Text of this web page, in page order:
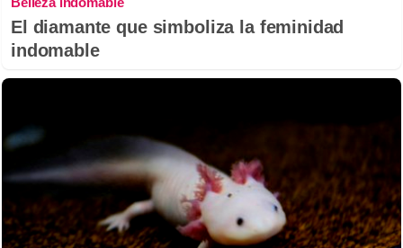
El diamante que simboliza la feminidad
indomable